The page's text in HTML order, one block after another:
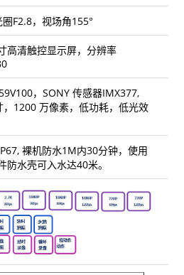
F2.8，视场角155°
高清触控显示屏，分辨率
，SONY 传感器IMX377,
，1200 万像素，低功耗，低光效
裸机防水1M内30分钟，使用
防水壳可入水达40米。